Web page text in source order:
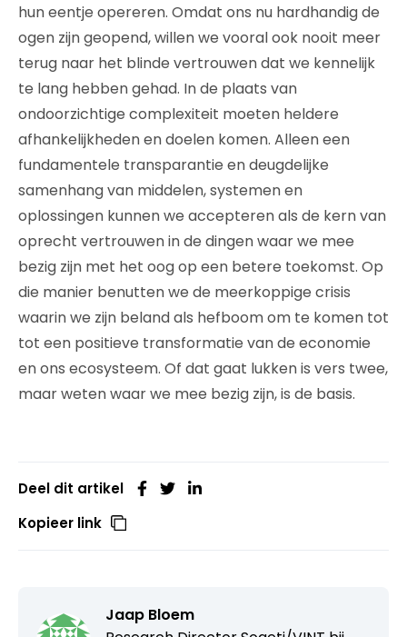
hun eentje opereren. Omdat ons nu hardhandig de
ogen zijn geopend, willen we vooral ook nooit meer
terug naar het blinde vertrouwen dat we kennelijk
te lang hebben gehad. In de plaats van
ondoorzichtige complexiteit moeten heldere
afhankelijkheden en doelen komen. Alleen een
fundamentele transparantie en deugdelijke
samenhang van middelen, systemen en
oplossingen kunnen we accepteren als de kern van
oprecht vertrouwen in de dingen waar we mee
bezig zijn met het oog op een betere toekomst. Op
die manier benutten we de meerkoppige crisis
waarin we zijn beland als hefboom om te komen tot
tot een positieve transformatie van de economie
en ons ecosysteem. Of dat gaat lukken is vers twee,
maar weten waar we mee bezig zijn, is de basis.
Deel dit artikel
Kopieer link
Jaap Bloem